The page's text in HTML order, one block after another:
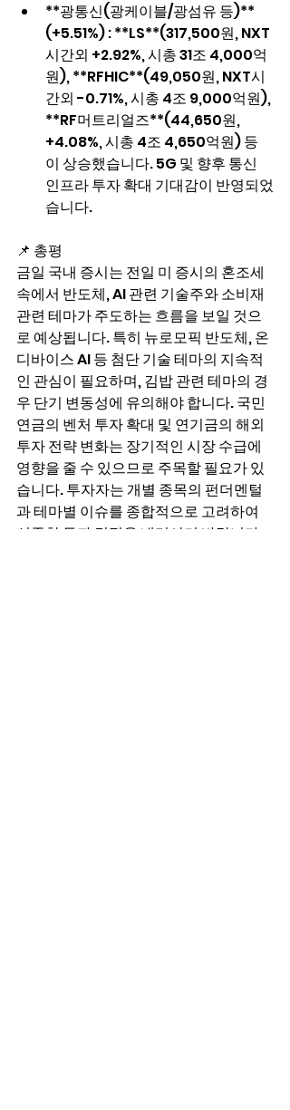
**광통신(광케이블/광섬유 등)**
(+5.51%) : **LS**(317,500원, NXT
시간외 +2.92%, 시총 31조 4,000억
원), **RFHIC**(49,050원, NXT시
간외 -0.71%, 시총 4조 9,000억원),
**RF머트리얼즈**(44,650원,
+4.08%, 시총 4조 4,650억원) 등
이 상승했습니다. 5G 및 향후 통신
인프라 투자 확대 기대감이 반영되었
습니다.
📌 총평
금일 국내 증시는 전일 미 증시의 혼조세
속에서 반도체, AI 관련 기술주와 소비재
관련 테마가 주도하는 흐름을 보일 것으
로 예상됩니다. 특히 뉴로모픽 반도체, 온
디바이스 AI 등 첨단 기술 테마의 지속적
인 관심이 필요하며, 김밥 관련 테마의 경
우 단기 변동성에 유의해야 합니다. 국민
연금의 벤처 투자 확대 및 연기금의 해외
투자 전략 변화는 장기적인 시장 수급에
영향을 줄 수 있으므로 주목할 필요가 있
습니다. 투자자는 개별 종목의 펀더멘털
과 테마별 이슈를 종합적으로 고려하여
신중한 투자 결정을 내리시기 바랍니다.